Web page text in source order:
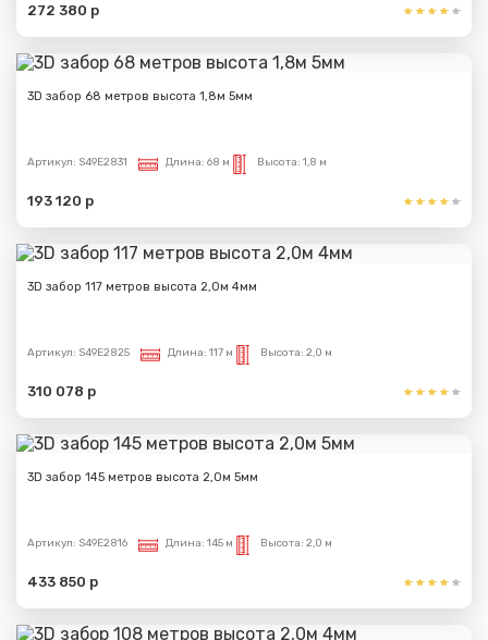
272 380 р
3D забор 68 метров высота 1,8м 5мм
Артикул: S49E2831 Длина: 68 м Высота: 1,8 м
193 120 р
3D забор 117 метров высота 2,0м 4мм
Артикул: S49E2825 Длина: 117 м Высота: 2,0 м
310 078 р
3D забор 145 метров высота 2,0м 5мм
Артикул: S49E2816 Длина: 145 м Высота: 2,0 м
433 850 р